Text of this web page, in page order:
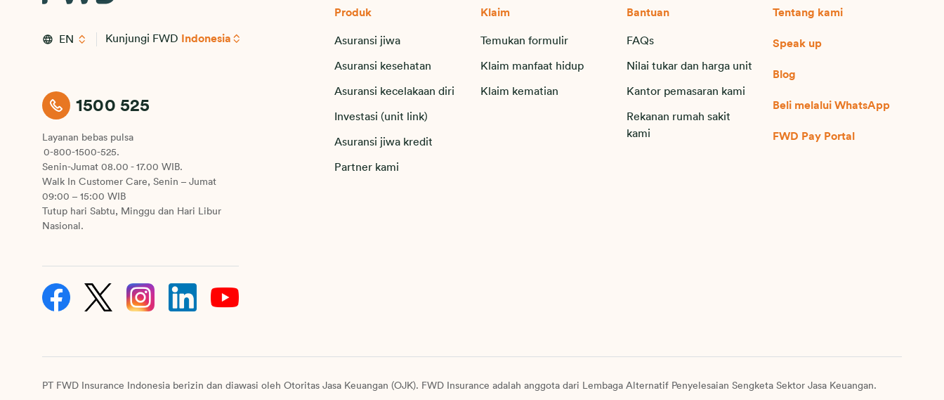
EN Kunjungi FWD Indonesia
1500 525
Layanan bebas pulsa
0-800-1500-525.
Senin-Jumat 08.00 - 17.00 WIB.
Walk In Customer Care, Senin – Jumat
09:00 – 15:00 WIB
Tutup hari Sabtu, Minggu dan Hari Libur
Nasional.
Produk
Asuransi jiwa
Asuransi kesehatan
Asuransi kecelakaan diri
Investasi (unit link)
Asuransi jiwa kredit
Partner kami
Klaim
Temukan formulir
Klaim manfaat hidup
Klaim kematian
Bantuan
FAQs
Nilai tukar dan harga unit
Kantor pemasaran kami
Rekanan rumah sakit
kami
Tentang kami
Speak up
Blog
Beli melalui WhatsApp
FWD Pay Portal
PT FWD Insurance Indonesia berizin dan diawasi oleh Otoritas Jasa Keuangan (OJK). FWD Insurance adalah anggota dari Lembaga Alternatif Penyelesaian Sengketa Sektor Jasa Keuangan.